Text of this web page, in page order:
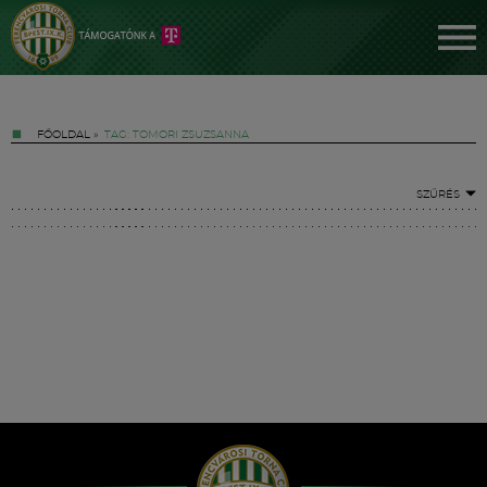
FŐOLDAL » TAG: TOMORI ZSUZSANNA
SZŰRÉS
Hírek